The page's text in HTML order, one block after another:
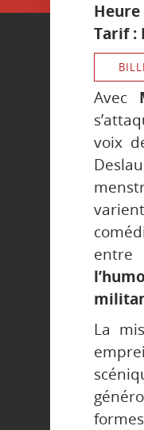
Heure
Tarif :
Avec
voix
La